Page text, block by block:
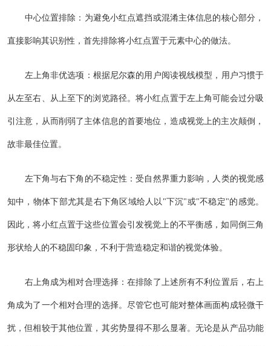
中心位置排除：为避免小红点遮挡或混淆主体信息的核心部分，
直接影响其识别性，首先排除将小红点置于元素中心的做法。
左上角非优选项：根据尼尔森的用户阅读视线模型，用户习惯于
从左至右、从上至下的浏览路径。将小红点置于左上角可能会过分吸
引注意，从而削弱了主体信息的首要地位，造成视觉上的主次颠倒，
故非最佳位置。
左下角与右下角的不稳定性：受自然界重力影响，人类的视觉感
知中，物体下部尤其是右下角区域给人以"下沉"或"不稳定"的感觉。
因此，将小红点置于这些位置会引发视觉上的不平衡感，如同倒三角
形状给人的不稳固印象，不利于营造稳定和谐的视觉体验。
右上角成为相对合理选择：在排除了上述所有不利位置后，右上
角成为了一个相对合理的选择。尽管它也可能对整体画面构成轻微干
扰，但相较于其他位置，其劣势显得不那么显著。无论是从产品功能